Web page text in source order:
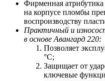
Фирменная атрибутика
на корпусе пломбы
воспроизводству
Практичный и
в основе Авангард 220:
Позволяет э
°С;
Защищает от
ключевые